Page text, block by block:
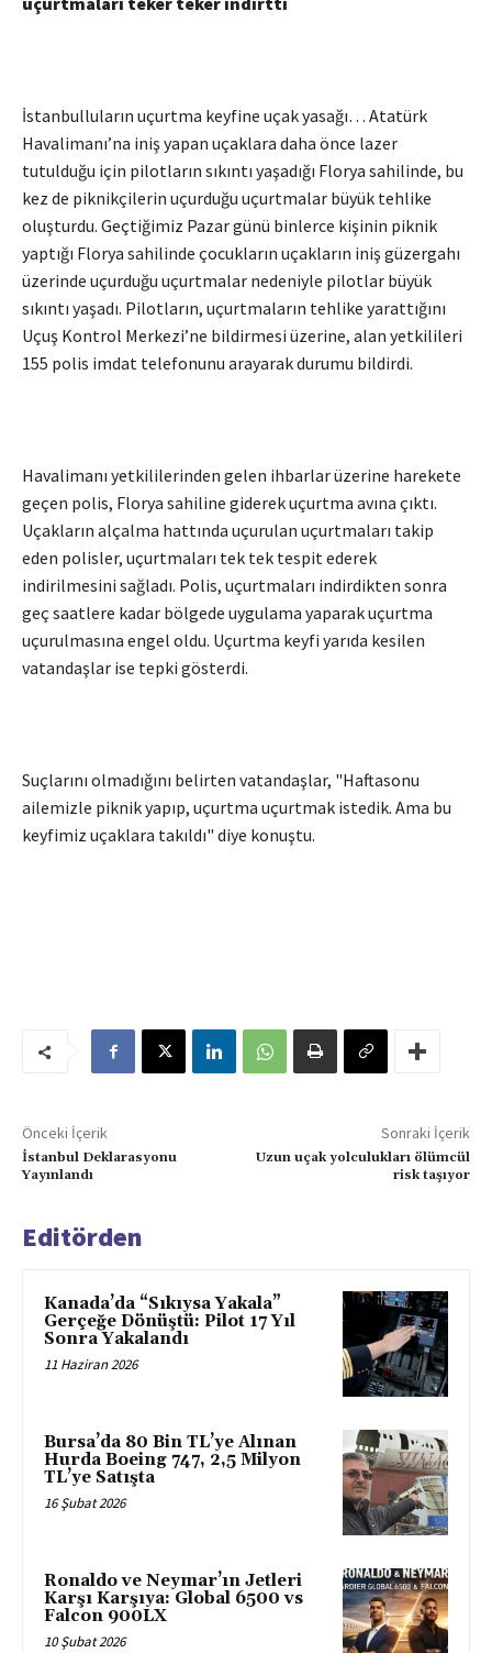
İstanbulluların uçurtma keyfine uçak yasağı… Atatürk
Havalimanı’na iniş yapan uçaklara daha önce lazer
tutulduğu için pilotların sıkıntı yaşadığı Florya sahilinde, bu
kez de piknikçilerin uçurduğu uçurtmalar büyük tehlike
oluşturdu. Geçtiğimiz Pazar günü binlerce kişinin piknik
yaptığı Florya sahilinde çocukların uçakların iniş güzergahı
üzerinde uçurduğu uçurtmalar nedeniyle pilotlar büyük
sıkıntı yaşadı. Pilotların, uçurtmaların tehlike yarattığını
Uçuş Kontrol Merkezi’ne bildirmesi üzerine, alan yetkilileri
155 polis imdat telefonunu arayarak durumu bildirdi.
Havalimanı yetkililerinden gelen ihbarlar üzerine harekete
geçen polis, Florya sahiline giderek uçurtma avına çıktı.
Uçakların alçalma hattında uçurulan uçurtmaları takip
eden polisler, uçurtmaları tek tek tespit ederek
indirilmesini sağladı. Polis, uçurtmaları indirdikten sonra
geç saatlere kadar bölgede uygulama yaparak uçurtma
uçurulmasına engel oldu. Uçurtma keyfi yarıda kesilen
vatandaşlar ise tepki gösterdi.
Suçlarını olmadığını belirten vatandaşlar, "Haftasonu
ailemizle piknik yapıp, uçurtma uçurtmak istedik. Ama bu
keyfimiz uçaklara takıldı" diye konuştu.
Önceki İçerik
İstanbul Deklarasyonu
Yayınlandı
Sonraki İçerik
Uzun uçak yolculukları ölümcül
risk taşıyor
Editörden
Kanada’da “Sıkıysa Yakala”
Gerçeğe Dönüştü: Pilot 17 Yıl
Sonra Yakalandı
11 Haziran 2026
Bursa’da 80 Bin TL’ye Alınan
Hurda Boeing 747, 2,5 Milyon
TL’ye Satışta
16 Şubat 2026
Ronaldo ve Neymar’ın Jetleri
Karşı Karşıya: Global 6500 vs
Falcon 900LX
10 Şubat 2026